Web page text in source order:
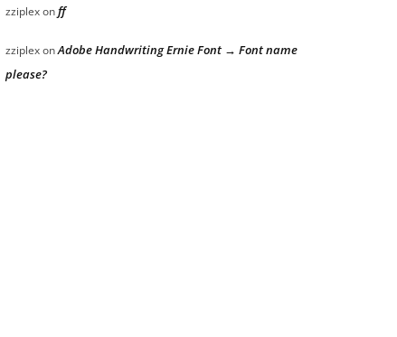
zziplexonff
zziplexonAdobe Handwriting Ernie Font → Font name
please?